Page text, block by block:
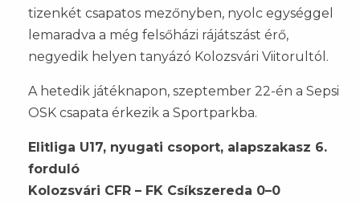
tizenkét csapatos mezőnyben, nyolc egységgel
lemaradva a még felsőházi rájátszást érő,
negyedik helyen tanyázó Kolozsvári Viitorultól.
A hetedik játéknapon, szeptember 22-én a Sepsi
OSK csapata érkezik a Sportparkba.
Elitliga U17, nyugati csoport, alapszakasz 6.
forduló
Kolozsvári CFR – FK Csíkszereda 0–0